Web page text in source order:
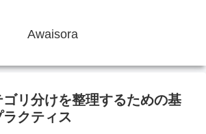
Awaisora
リ分けを整理するための基
クティス